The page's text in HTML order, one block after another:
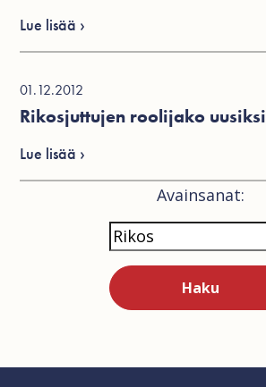
01.12.2012
Rikosjuttujen roolijako uusiksi
Lue lisää ›
Lue lisää ›
Avainsanat: